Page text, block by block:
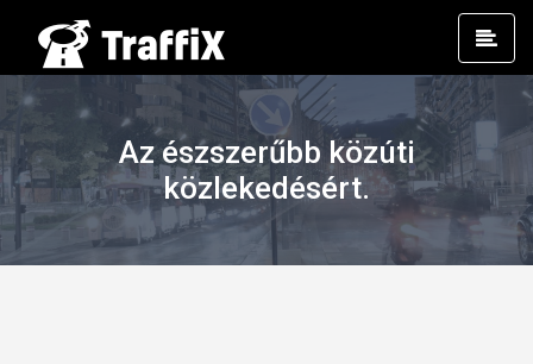
Az észszerűbb közúti
közlekedésért.